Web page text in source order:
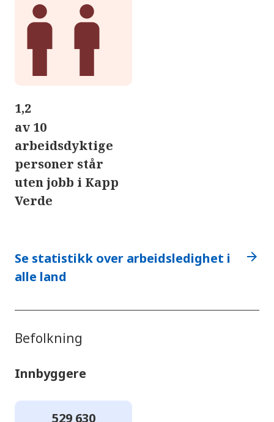
1,2
av 10
arbeidsdyktige
personer står
uten jobb i Kapp
Verde
Se statistikk over arbeidsledighet i
alle land
arrow_forward
Befolkning
Innbyggere
529 630